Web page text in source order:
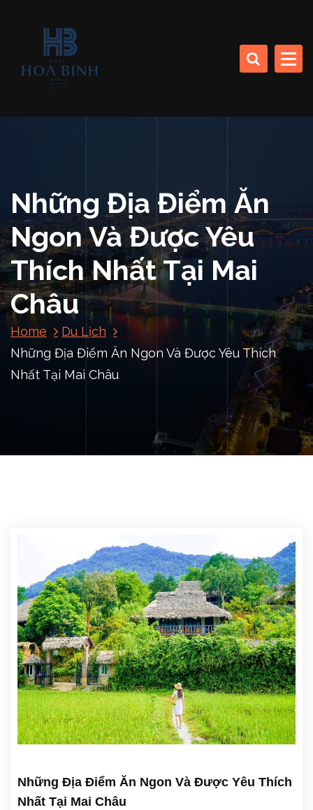
CÔNG TY CP SINH THÁI BIỂN (KHÁCH SẠN HÒA BÌNH)
Những Địa Điểm Ăn
Ngon Và Được Yêu
Thích Nhất Tại Mai
Châu
Home
Du Lịch
Những Địa Điểm Ăn Ngon Và Được Yêu Thích
Nhất Tại Mai Châu
Những Địa Điểm Ăn Ngon Và Được Yêu Thích
Nhất Tại Mai Châu